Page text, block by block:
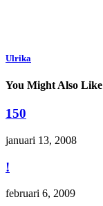
Ulrika
You Might Also Like
150
januari 13, 2008
!
februari 6, 2009